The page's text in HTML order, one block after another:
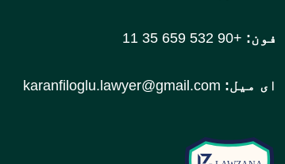
فون: +90 532 659 35 11
ای میل: karanfiloglu.lawyer@gmail.com